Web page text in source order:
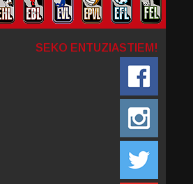
SEKO ENTUZIASTIEM!